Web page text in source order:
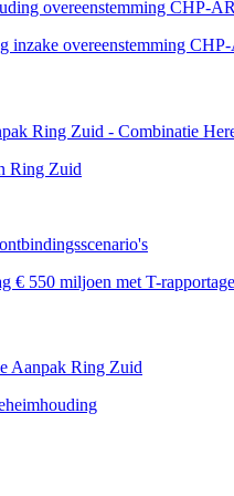
overeenstemming CHP-
inzake overeenstemming
Ring Zuid - Combinatie
Ring Zuid
€ 550 miljoen met T-rapportage
Aanpak Ring Zuid